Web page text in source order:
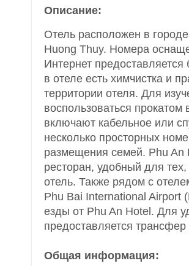
Описание:
Отель расположен в
Huong Thuy. Номера
Интернет
в отеле есть химчистка и
территории отеля. Для
воспользоваться
включают кабельное или
несколько просторных
размещения семей. Phu An
ресторан, удобный для тех,
отель. Также рядом с
Phu Bai International Airport
езды от Phu An Hotel. Для
предоставляется
Общая информация: